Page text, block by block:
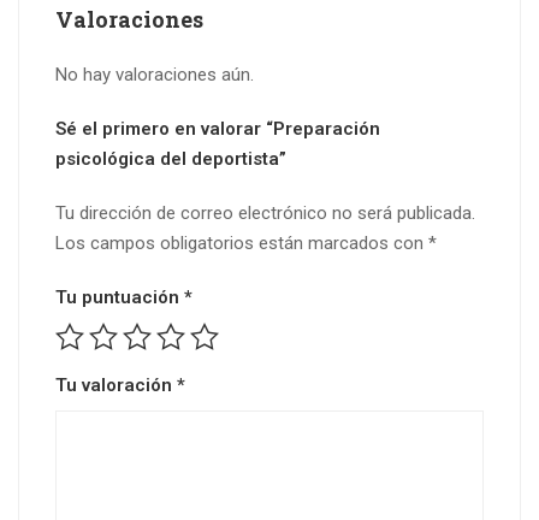
Valoraciones
No hay valoraciones aún.
Sé el primero en valorar “Preparación
psicológica del deportista”
Tu dirección de correo electrónico no será publicada.
Los campos obligatorios están marcados con *
Tu puntuación *
Tu valoración *